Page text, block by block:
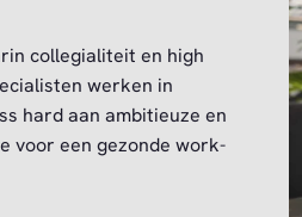
collegialiteit en high
werken in
hard aan ambitieuze en
voor een gezonde work-